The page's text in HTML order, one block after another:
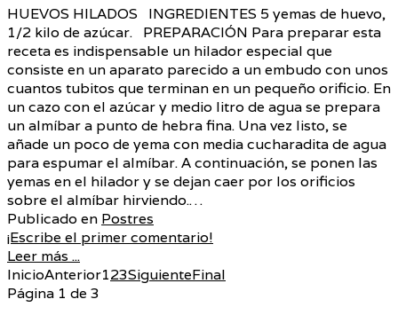
HUEVOS HILADOS INGREDIENTES 5 yemas de huevo,
1/2 kilo de azúcar. PREPARACIÓN Para preparar esta
receta es indispensable un hilador especial que
consiste en un aparato parecido a un embudo con unos
cuantos tubitos que terminan en un pequeño orificio. En
un cazo con el azúcar y medio litro de agua se prepara
un almíbar a punto de hebra fina. Una vez listo, se
añade un poco de yema con media cucharadita de agua
para espumar el almíbar. A continuación, se ponen las
yemas en el hilador y se dejan caer por los orificios
sobre el almíbar hirviendo.…
Publicado en Postres
¡Escribe el primer comentario!
Leer más ...
InicioAnterior123SiguienteFinal
Página 1 de 3